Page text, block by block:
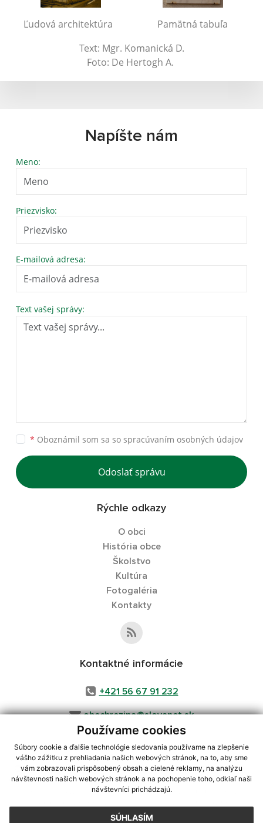
Používame cookies
Súbory cookie a ďalšie technológie sledovania používame na zlepšenie
vášho zážitku z prehliadania našich webových stránok, na to, aby sme
vám zobrazovali prispôsobený obsah a cielené reklamy, na analýzu
návštevnosti našich webových stránok a na pochopenie toho, odkiaľ naši
návštevníci prichádzajú.
SÚHLASÍM
Ľudová architektúra
Pamätná tabuľa
Text: Mgr. Komanická D.
Foto: De Hertogh A.
Napíšte nám
Meno:
Priezvisko:
E-mailová adresa:
Text vašej správy:
* Oboznámil som sa so spracúvaním osobných údajov
Odoslať správu
Rýchle odkazy
O obci
História obce
Školstvo
Kultúra
Fotogaléria
Kontakty
Kontaktné informácie
+421 56 67 91 232
obecbrezina@slovanet.sk
využite možnosť získavania aktuálnych informácií s využitím RSS
CMS systém (redakčný) systém ECHELON 2,Mapa stránok,web portál
webex.digital, s.r.o.,domény,registrácia domény